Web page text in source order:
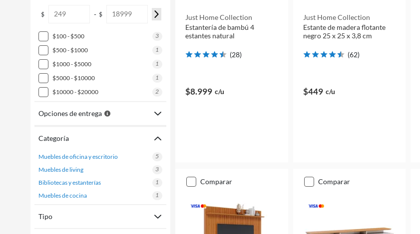
$ - $
$100 - $500
3
$500 - $1000
1
$1000 - $5000
1
$5000 - $10000
1
$10000 - $20000
2
Opciones de entrega
Categoría
muebles de oficina y escritorio
5
muebles de living
3
bibliotecas y estanterías
1
muebles de cocina
1
Tipo
Just Home Collection
Estantería de bambú 4
estantes natural
(28)
$8.999 c/u
Just Home Collection
Estante de madera flotante
negro 25 x 25 x 3,8 cm
(62)
$449 c/u
comparar comparar